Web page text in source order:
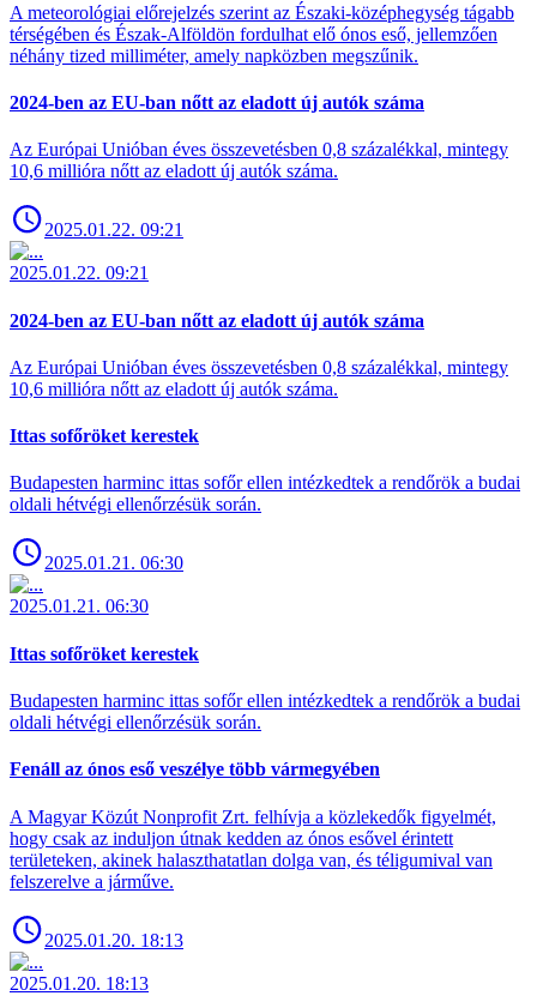
A meteorológiai előrejelzés szerint az Északi-középhegység tágabb
térségében és Észak-Alföldön fordulhat elő ónos eső, jellemzően
néhány tized milliméter, amely napközben megszűnik.
2024-ben az EU-ban nőtt az eladott új autók száma
Az Európai Unióban éves összevetésben 0,8 százalékkal, mintegy
10,6 millióra nőtt az eladott új autók száma.
2025.01.22. 09:21
2025.01.22. 09:21
2024-ben az EU-ban nőtt az eladott új autók száma
Az Európai Unióban éves összevetésben 0,8 százalékkal, mintegy
10,6 millióra nőtt az eladott új autók száma.
Ittas sofőröket kerestek
Budapesten harminc ittas sofőr ellen intézkedtek a rendőrök a budai
oldali hétvégi ellenőrzésük során.
2025.01.21. 06:30
2025.01.21. 06:30
Ittas sofőröket kerestek
Budapesten harminc ittas sofőr ellen intézkedtek a rendőrök a budai
oldali hétvégi ellenőrzésük során.
Fenáll az ónos eső veszélye több vármegyében
A Magyar Közút Nonprofit Zrt. felhívja a közlekedők figyelmét,
hogy csak az induljon útnak kedden az ónos esővel érintett
területeken, akinek halaszthatatlan dolga van, és téligumival van
felszerelve a járműve.
2025.01.20. 18:13
2025.01.20. 18:13